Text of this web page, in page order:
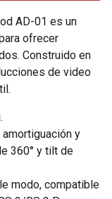
AD-01 es un
ofrecer
Construido en
de video
y
360° y tilt de
modo, compatible